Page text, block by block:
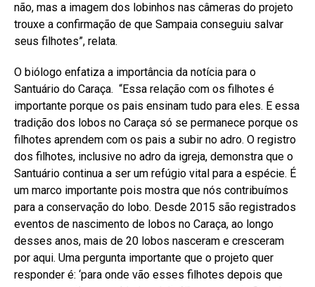
não, mas a imagem dos lobinhos nas câmeras do projeto
trouxe a confirmação de que Sampaia conseguiu salvar
seus filhotes”, relata.
O biólogo enfatiza a importância da notícia para o
Santuário do Caraça. “Essa relação com os filhotes é
importante porque os pais ensinam tudo para eles. E essa
tradição dos lobos no Caraça só se permanece porque os
filhotes aprendem com os pais a subir no adro. O registro
dos filhotes, inclusive no adro da igreja, demonstra que o
Santuário continua a ser um refúgio vital para a espécie. É
um marco importante pois mostra que nós contribuímos
para a conservação do lobo. Desde 2015 são registrados
eventos de nascimento de lobos no Caraça, ao longo
desses anos, mais de 20 lobos nasceram e cresceram
por aqui. Uma pergunta importante que o projeto quer
responder é: ‘para onde vão esses filhotes depois que